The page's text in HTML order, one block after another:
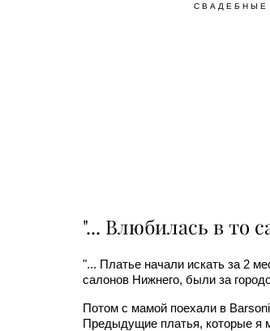
"... Влюбилась в то
"... Платье начали искать за 2
салонов Нижнего, были за
Потом с мамой поехали в
Предыдущие платья, которые я